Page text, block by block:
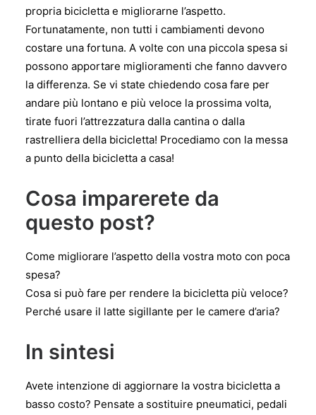
propria bicicletta e migliorarne l’aspetto.
Fortunatamente, non tutti i cambiamenti devono
costare una fortuna. A volte con una piccola spesa si
possono apportare miglioramenti che fanno davvero
la differenza. Se vi state chiedendo cosa fare per
andare più lontano e più veloce la prossima volta,
tirate fuori l’attrezzatura dalla cantina o dalla
rastrelliera della bicicletta! Procediamo con la messa
a punto della bicicletta a casa!
Cosa imparerete da
questo post?
Come migliorare l’aspetto della vostra moto con poca
spesa?
Cosa si può fare per rendere la bicicletta più veloce?
Perché usare il latte sigillante per le camere d’aria?
In sintesi
Avete intenzione di aggiornare la vostra bicicletta a
basso costo? Pensate a sostituire pneumatici, pedali